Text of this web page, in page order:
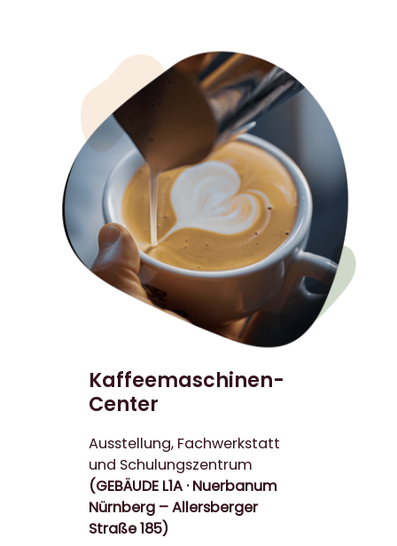
Kaffeemaschinen-
Center
Ausstellung, Fachwerkstatt
und Schulungszentrum
(GEBÄUDE L1A · Nuerbanum
Nürnberg –Allersberger
Straße 185)